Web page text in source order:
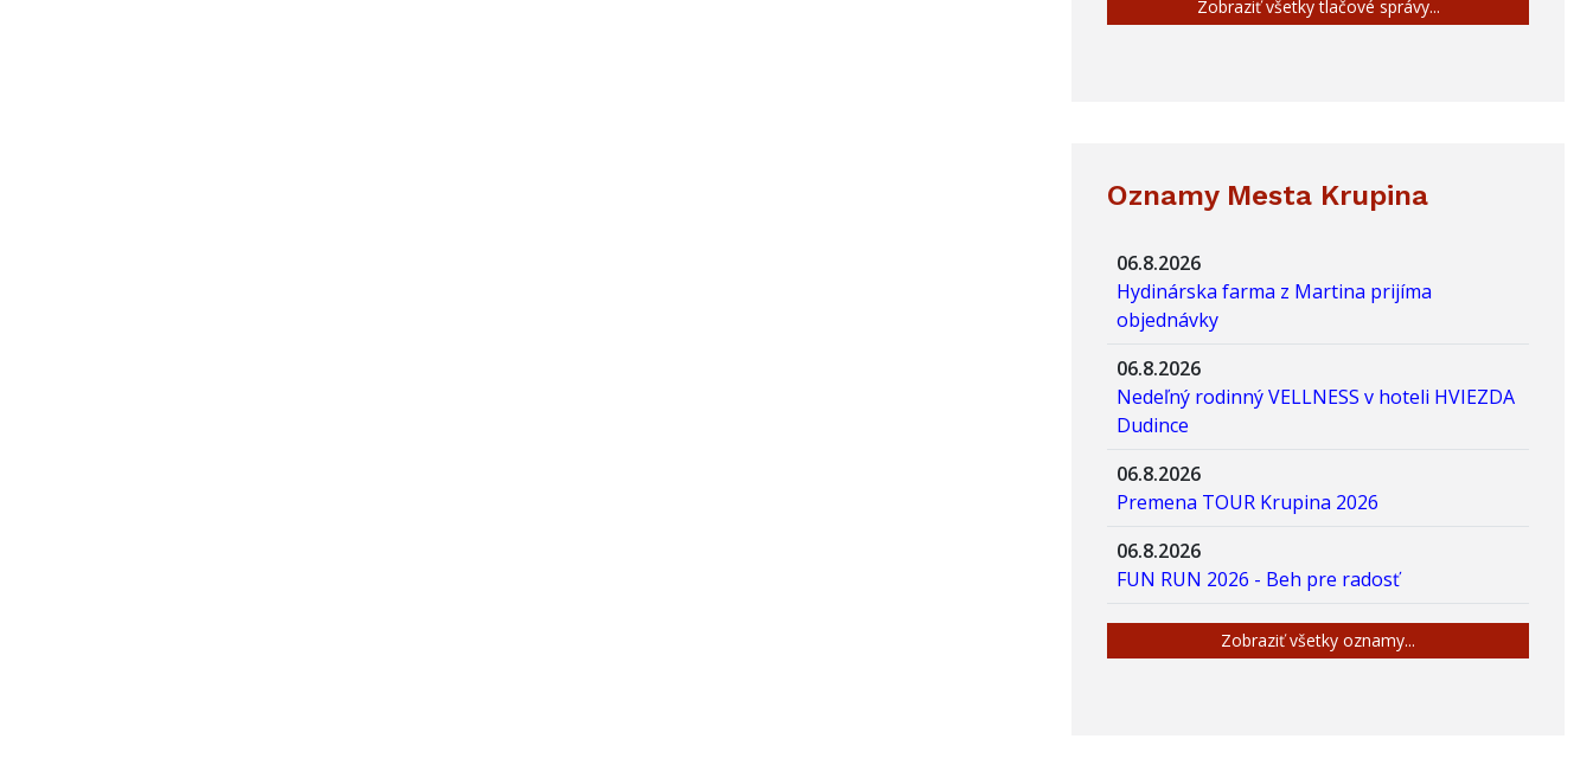
Zobraziť všetky tlačové správy...
Oznamy Mesta Krupina
06.8.2026
Hydinárska farma z Martina prijíma
objednávky
06.8.2026
Nedeľný rodinný VELLNESS v hoteli HVIEZDA
Dudince
06.8.2026
Premena TOUR Krupina 2026
06.8.2026
FUN RUN 2026 - Beh pre radosť
Zobraziť všetky oznamy...